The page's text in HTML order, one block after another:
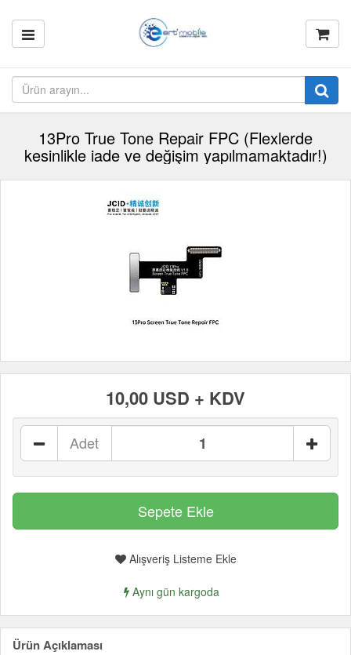
13Pro True Tone Repair FPC (Flexlerde
kesinlikle iade ve değişim yapılmamaktadır!)
10,00 USD + KDV
Adet
Alışveriş Listeme Ekle
Aynı gün kargoda
Ürün Açıklaması